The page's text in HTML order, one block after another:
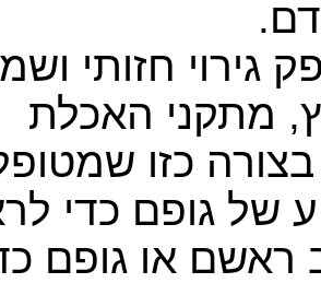
גירוי חזותי
מתקני האכלת
בצורה כזו
של גופם כדי
ראשם או גופם